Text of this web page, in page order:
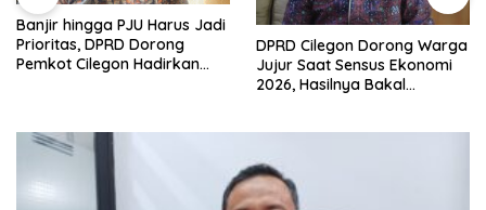
Banjir hingga PJU Harus Jadi
Prioritas, DPRD Dorong
Pemkot Cilegon Hadirkan
DPRD Cilegon Dorong Warga
Jujur Saat Sensus Ekonomi
2026, Hasilnya Bakal